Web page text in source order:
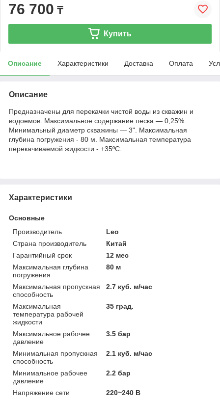
76 700 ₸
Купить
Описание Характеристики Доставка Оплата
Описание
Предназначены для перекачки чистой воды из скважин и
водоемов. Максимальное содержание песка — 0,25%.
Минимальный диаметр скважины — 3". Максимальная
глубина погружения - 80 м. Максимальная температура
перекачиваемой жидкости - +35ºС.
Характеристики
Основные
Производитель
Leo
Страна производитель
Китай
Гарантийный срок
12 мес
Максимальная глубина
погружения
80 м
Максимальная пропускная
способность
2.7 куб. м/час
Максимальная
температура рабочей
жидкости
35 град.
Максимальное рабочее
давление
3.5 бар
Минимальная пропускная
способность
2.1 куб. м/час
Минимальное рабочее
давление
2.2 бар
Напряжение сети
220~240 В